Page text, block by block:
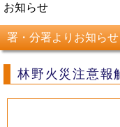
お知らせ
署・分署よりお知らせ
林野火災注意報